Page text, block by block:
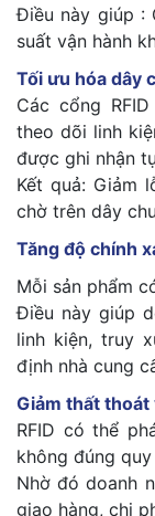
Điều này giúp :
suất vận hành
Tối ưu hóa dây
Các cổng
theo dõi linh
được ghi nhận
Kết quả: Giảm
chờ trên dây
Tăng độ chính
Mỗi sản phẩm
Điều này giúp
linh kiện, truy
định nhà cung
Giảm thất
RFID có thể
không đúng
Nhờ đó doanh
giao hàng, chi